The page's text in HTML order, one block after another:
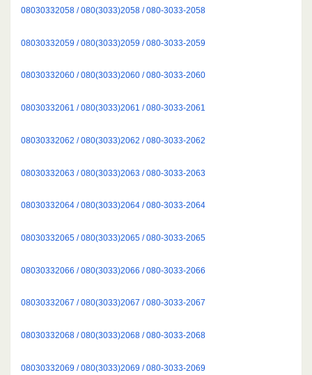
08030332058 / 080(3033)2058 / 080-3033-2058
08030332059 / 080(3033)2059 / 080-3033-2059
08030332060 / 080(3033)2060 / 080-3033-2060
08030332061 / 080(3033)2061 / 080-3033-2061
08030332062 / 080(3033)2062 / 080-3033-2062
08030332063 / 080(3033)2063 / 080-3033-2063
08030332064 / 080(3033)2064 / 080-3033-2064
08030332065 / 080(3033)2065 / 080-3033-2065
08030332066 / 080(3033)2066 / 080-3033-2066
08030332067 / 080(3033)2067 / 080-3033-2067
08030332068 / 080(3033)2068 / 080-3033-2068
08030332069 / 080(3033)2069 / 080-3033-2069